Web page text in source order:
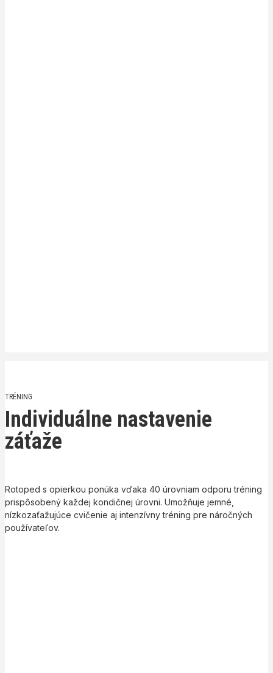
TRÉNING
Individuálne nastavenie
záťaže
Rotoped s opierkou ponúka vďaka 40 úrovniam odporu tréning
prispôsobený každej kondičnej úrovni. Umožňuje jemné,
nízkozaťažujúce cvičenie aj intenzívny tréning pre náročných
používateľov.